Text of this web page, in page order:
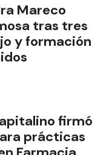
Mareco
tras tres
y formación
firmó
prácticas